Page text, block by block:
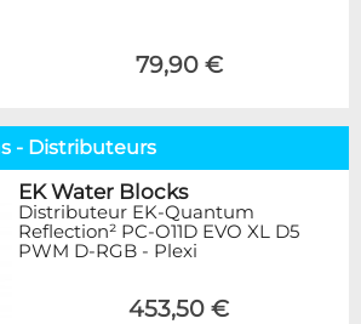
79,90 €
- Distributeurs
EK Water Blocks
Distributeur EK-Quantum
Reflection² PC-O11D EVO XL D5
PWM D-RGB - Plexi
453,50 €